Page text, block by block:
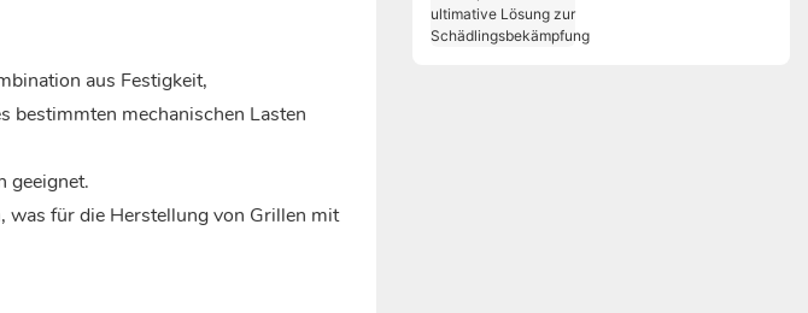
aus Festigkeit,
bestimmten mechanischen Lasten
geeignet.
was für die Herstellung von Grillen mit